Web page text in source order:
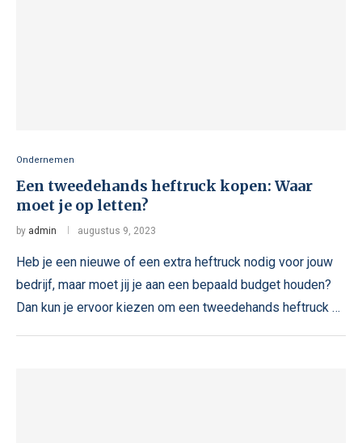
Ondernemen
Een tweedehands heftruck kopen: Waar
moet je op letten?
by admin augustus 9, 2023
Heb je een nieuwe of een extra heftruck nodig voor jouw
bedrijf, maar moet jij je aan een bepaald budget houden?
Dan kun je ervoor kiezen om een tweedehands heftruck …